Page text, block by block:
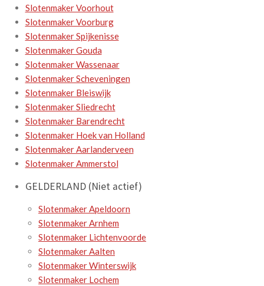
Slotenmaker Voorhout
Slotenmaker Voorburg
Slotenmaker Spijkenisse
Slotenmaker Gouda
Slotenmaker Wassenaar
Slotenmaker Scheveningen
Slotenmaker Bleiswijk
Slotenmaker Sliedrecht
Slotenmaker Barendrecht
Slotenmaker Hoek van Holland
Slotenmaker Aarlanderveen
Slotenmaker Ammerstol
GELDERLAND (Niet actief)
Slotenmaker Apeldoorn
Slotenmaker Arnhem
Slotenmaker Lichtenvoorde
Slotenmaker Aalten
Slotenmaker Winterswijk
Slotenmaker Lochem